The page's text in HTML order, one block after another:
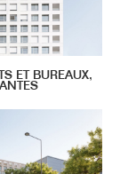
ET BUREAUX,